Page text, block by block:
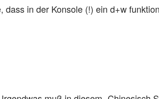
dass in der Konsole (!) ein d+w